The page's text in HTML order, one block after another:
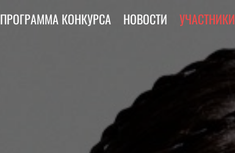
ПРОГРАММА КОНКУРСА НОВОСТИ УЧАСТНИКИ